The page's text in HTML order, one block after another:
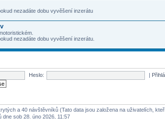
nezadáte dobu vyvěšení inzerátu
nezadáte dobu vyvěšení inzerátu.
Heslo: |
a 40 návštěvníků (Tato data jsou založena na uživatelích,
dne sob 28. úno 2026, 11:57